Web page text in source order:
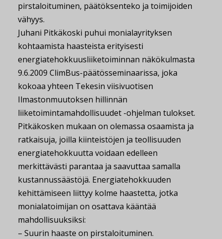
pirstaloituminen, päätöksenteko ja toimijoiden
vähyys.
Juhani Pitkäkoski puhui monialayrityksen
kohtaamista haasteista erityisesti
energiatehokkuusliiketoiminnan näkökulmasta
9.6.2009 ClimBus-päätösseminaarissa, joka
kokoaa yhteen Tekesin viisivuotisen
Ilmastonmuutoksen hillinnän
liiketoimintamahdollisuudet -ohjelman tulokset.
Pitkäkosken mukaan on olemassa osaamista ja
ratkaisuja, joilla kiinteistöjen ja teollisuuden
energiatehokkuutta voidaan edelleen
merkittävästi parantaa ja saavuttaa samalla
kustannussäästöjä. Energiatehokkuuden
kehittämiseen liittyy kolme haastetta, jotka
monialatoimijan on osattava kääntää
mahdollisuuksiksi:
– Suurin haaste on pirstaloituminen.